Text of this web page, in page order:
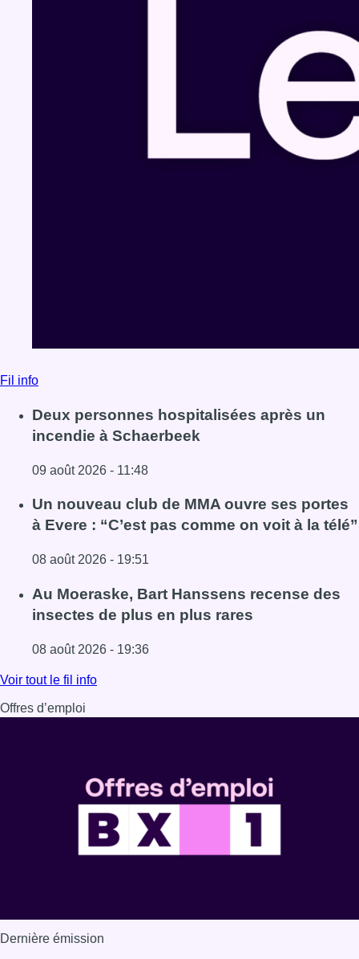
Fil info
Deux personnes hospitalisées après un
incendie à Schaerbeek
09 août 2026 - 11:48
Lire l'article Deux personnes hospitalisées après un
Un nouveau club de MMA ouvre ses portes
à Evere : “C’est pas comme on voit à la télé”
08 août 2026 - 19:51
Lire l'article Un nouveau club de MMA ouvre ses portes à
Au Moeraske, Bart Hanssens recense des
insectes de plus en plus rares
08 août 2026 - 19:36
Lire l'article Au Moeraske, Bart Hanssens recense des
Voir tout le fil info
Offres d’emploi
Dernière émission